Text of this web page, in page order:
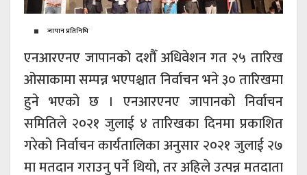
जापान प्रतिनिधि
एनआरएनए जापानको दशौँ अधिवेशन गत २५ तारिख
ओसाकामा सम्पन्न भएपश्चात निर्वाचन भने ३० तारिखमा
हुने भएको छ । एनआरएनए जापानको निर्वाचन
समितिले २०२१ जुलाई ४ तारिखका दिनमा प्रकाशित
गरेको निर्वाचन कार्यतालिका अनुसार २०२१ जुलाई २७
मा मतदान गराउनु पर्ने थियो, तर अहिले उत्पन्न मतदाता